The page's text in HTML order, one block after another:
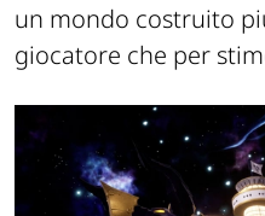
un mondo costruito
giocatore che per